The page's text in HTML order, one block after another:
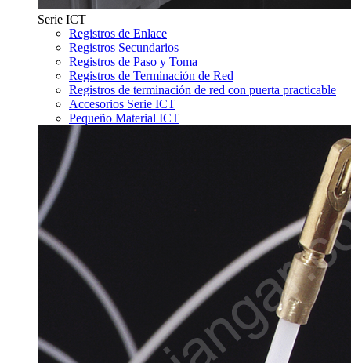
Serie ICT
Registros de Enlace
Registros Secundarios
Registros de Paso y Toma
Registros de Terminación de Red
Registros de terminación de red con puerta practicable
Accesorios Serie ICT
Pequeño Material ICT